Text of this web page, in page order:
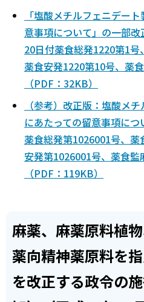
「塩酸メチルフェニデー
意事項について」の一部
20日付薬食総発1220第1号
薬食安発1220第10号、薬
（PDF：32KB）
（参考）改正版：塩酸メ
にあたっての留意事項に
薬食総発第1026001号、
安発第1026001号、薬食監
（PDF：119KB）
麻薬、麻薬原料植
薬向精神薬原料を
を改正する政令の